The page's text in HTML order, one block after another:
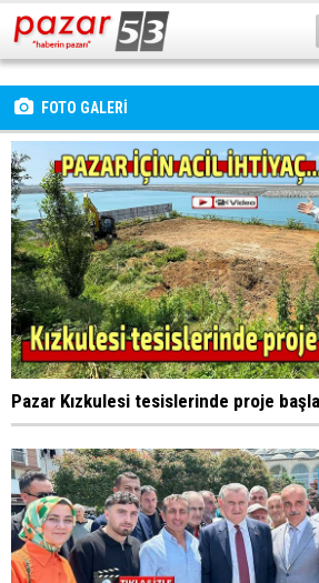
FOTO GALERİ
Pazar Kızkulesi tesislerinde proje